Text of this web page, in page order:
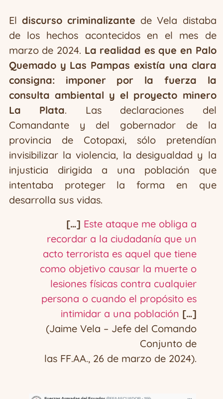
Eldiscurso criminalizante de Vela distaba
de los hechos acontecidos en el mes de
marzo de 2024. La realidad es que en Palo
Quemado y Las Pampas existía una clara
consigna: imponer por la fuerza la
consulta ambiental y el proyecto minero
La Plata. Las declaraciones del
Comandante y del gobernador de la
provincia de Cotopaxi, sólo pretendían
invisibilizar la violencia, la desigualdad y la
injusticia dirigida a una población que
intentaba proteger la forma en que
desarrolla sus vidas.
[…] Este ataque me obliga a
recordar a la ciudadanía que un
acto terrorista es aquel que tiene
como objetivo causar la muerte o
lesiones físicas contra cualquier
persona o cuando el propósito es
intimidar a una población […]
(Jaime Vela – Jefe del Comando
Conjunto de
las FF.AA., 26 de marzo de 2024).